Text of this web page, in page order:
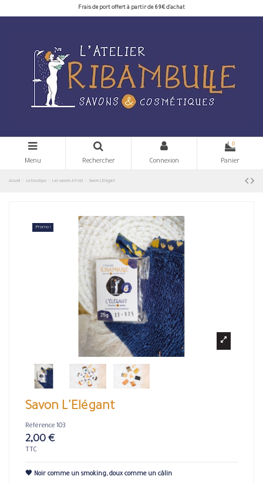
Frais de port offert à partir de 69€ d'achat
Menu Rechercher Connexion
0
Panier
Accueil La boutique Les savons à froid Savon L'Elégant
Promo !
Savon L'Elégant
Référence 103
2,00 €
TTC
🖤 Noir comme un smoking, doux comme un câlin